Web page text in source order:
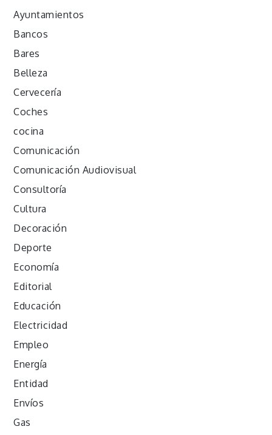
Ayuntamientos
Bancos
Bares
Belleza
Cervecería
Coches
cocina
Comunicación
Comunicación Audiovisual
Consultoría
Cultura
Decoración
Deporte
Economía
Editorial
Educación
Electricidad
Empleo
Energía
Entidad
Envíos
Gas